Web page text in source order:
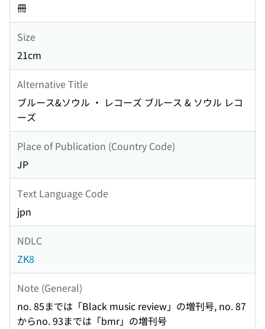
冊
Size
21cm
Alternative Title
ブルース&ソウル ・ レコーズ ブルース & ソウル レコ
ーズ
Place of Publication (Country Code)
JP
Text Language Code
jpn
NDLC
ZK8
Note (General)
no. 85までは「Black music review」の増刊号, no. 87
からno. 93までは「bmr」の増刊号